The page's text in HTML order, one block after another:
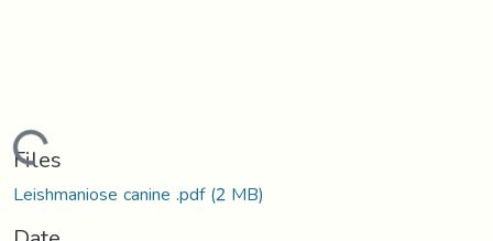
Loading...
Files
Leishmaniose canine .pdf(2 MB)